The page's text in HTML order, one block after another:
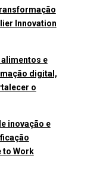
Innovation
e
digital,
o
inovação e
to Work